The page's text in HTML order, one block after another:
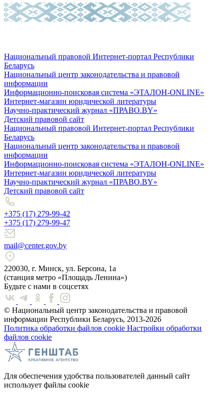
Национальный правовой Интернет-портал Республики
Беларусь
Национальный центр законодательства и правовой
информации
Информационно-поисковая система «ЭТАЛОН-ONLINE»
Интернет-магазин юридической литературы
Научно-практический журнал «ПРАВО.BY»
Детский правовой сайт
Национальный правовой Интернет-портал Республики
Беларусь
Национальный центр законодательства и правовой
информации
Информационно-поисковая система «ЭТАЛОН-ONLINE»
Интернет-магазин юридической литературы
Научно-практический журнал «ПРАВО.BY»
Детский правовой сайт
+375 (17) 279-99-42
+375 (17) 279-99-47
mail@center.gov.by
220030, г. Минск, ул. Берсона, 1а
(станция метро «Площадь Ленина»)
Будьте с нами в соцсетях
© Национальный центр законодательства и правовой
информации Республики Беларусь, 2013-2026
Политика обработки файлов cookie Настройки обработки
файлов cookie
Для обеспечения удобства пользователей данный сайт
использует файлы cookie